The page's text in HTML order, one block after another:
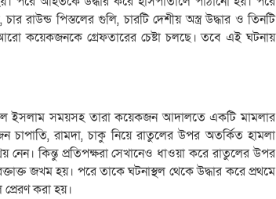
পিস্তলের গুলি, চারটি দেশীয় অস্ত্র উদ্ধার ও তিনটি
কয়েকজনকে গ্রেফতারের চেষ্টা চলছে। তবে এই ঘটনায়
ইসলাম সময়সহ তারা কয়েকজন আদালতে একটি মামলার
রামদা, চাকু নিয়ে রাতুলের উপর অতর্কিত হামলা
নেন। কিন্তু প্রতিপক্ষরা সেখানেও ধাওয়া করে রাতুলের উপর
জখম হয়। পরে তাকে ঘটনাস্থল থেকে উদ্ধার করে প্রথমে
করা হয়।